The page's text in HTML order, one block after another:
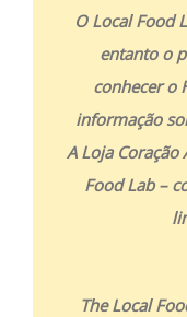
O Local Food
entanto o
conhecer o
informação
A Loja
Food Lab –
The Local